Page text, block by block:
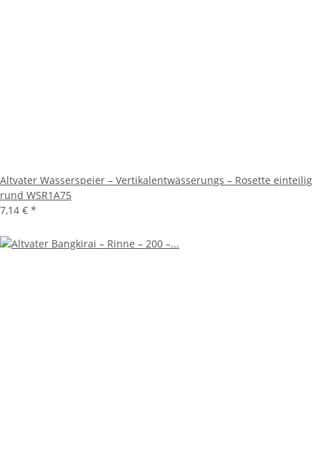
Altvater Wasserspeier – Vertikalentwässerungs – Rosette einteilig
rund WSR1A75
7,14 € *